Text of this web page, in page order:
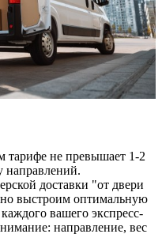
тарифе не превышает 1-2
направлений.
доставки "от двери
выстроим оптимальную
вашего экспресс-
направление, вес